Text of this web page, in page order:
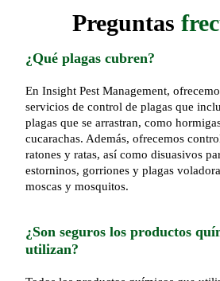
Preguntas
¿Qué plagas cubren?
En Insight Pest Management,
servicios de control de plagas que
plagas que se arrastran, como
cucarachas. Además, ofrecemos
ratones y ratas, así como disuasivos
estorninos, gorriones y plagas
moscas y mosquitos.
¿Son seguros los productos
utilizan?